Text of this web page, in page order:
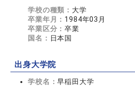
学校の種類： 大学
卒業年月： 1984年03月
卒業区分：卒業
国名： 日本国
出身大学院
学校名：早稲田大学